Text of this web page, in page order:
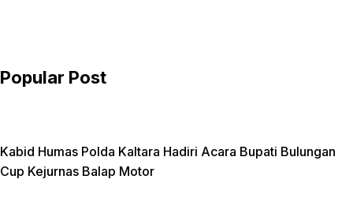
Popular Post
Kabid Humas Polda Kaltara Hadiri Acara Bupati Bulungan
Cup Kejurnas Balap Motor